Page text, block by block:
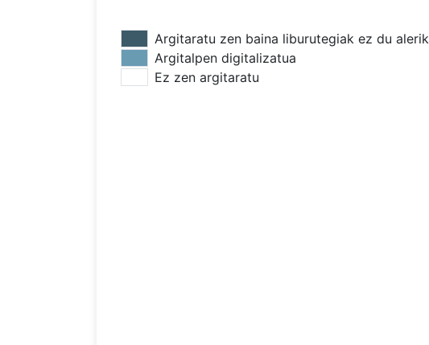
Argitaratu zen baina liburutegiak ez du alerik
Argitalpen digitalizatua
Ez zen argitaratu